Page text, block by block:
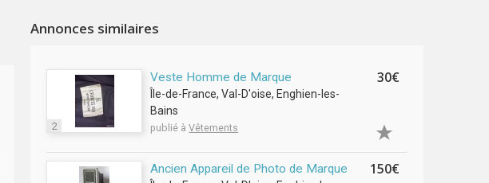
Annonces similaires
2
Veste Homme de Marque
Île-de-France, Val-D'oise, Enghien-les-
Bains
publié àVêtements
30€
Ancien Appareil de Photo de Marque 150€